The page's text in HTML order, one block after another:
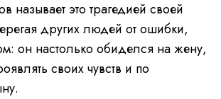
называет это трагедией своей
других людей от ошибки,
он настолько обиделся на жену,
своих чувств и по